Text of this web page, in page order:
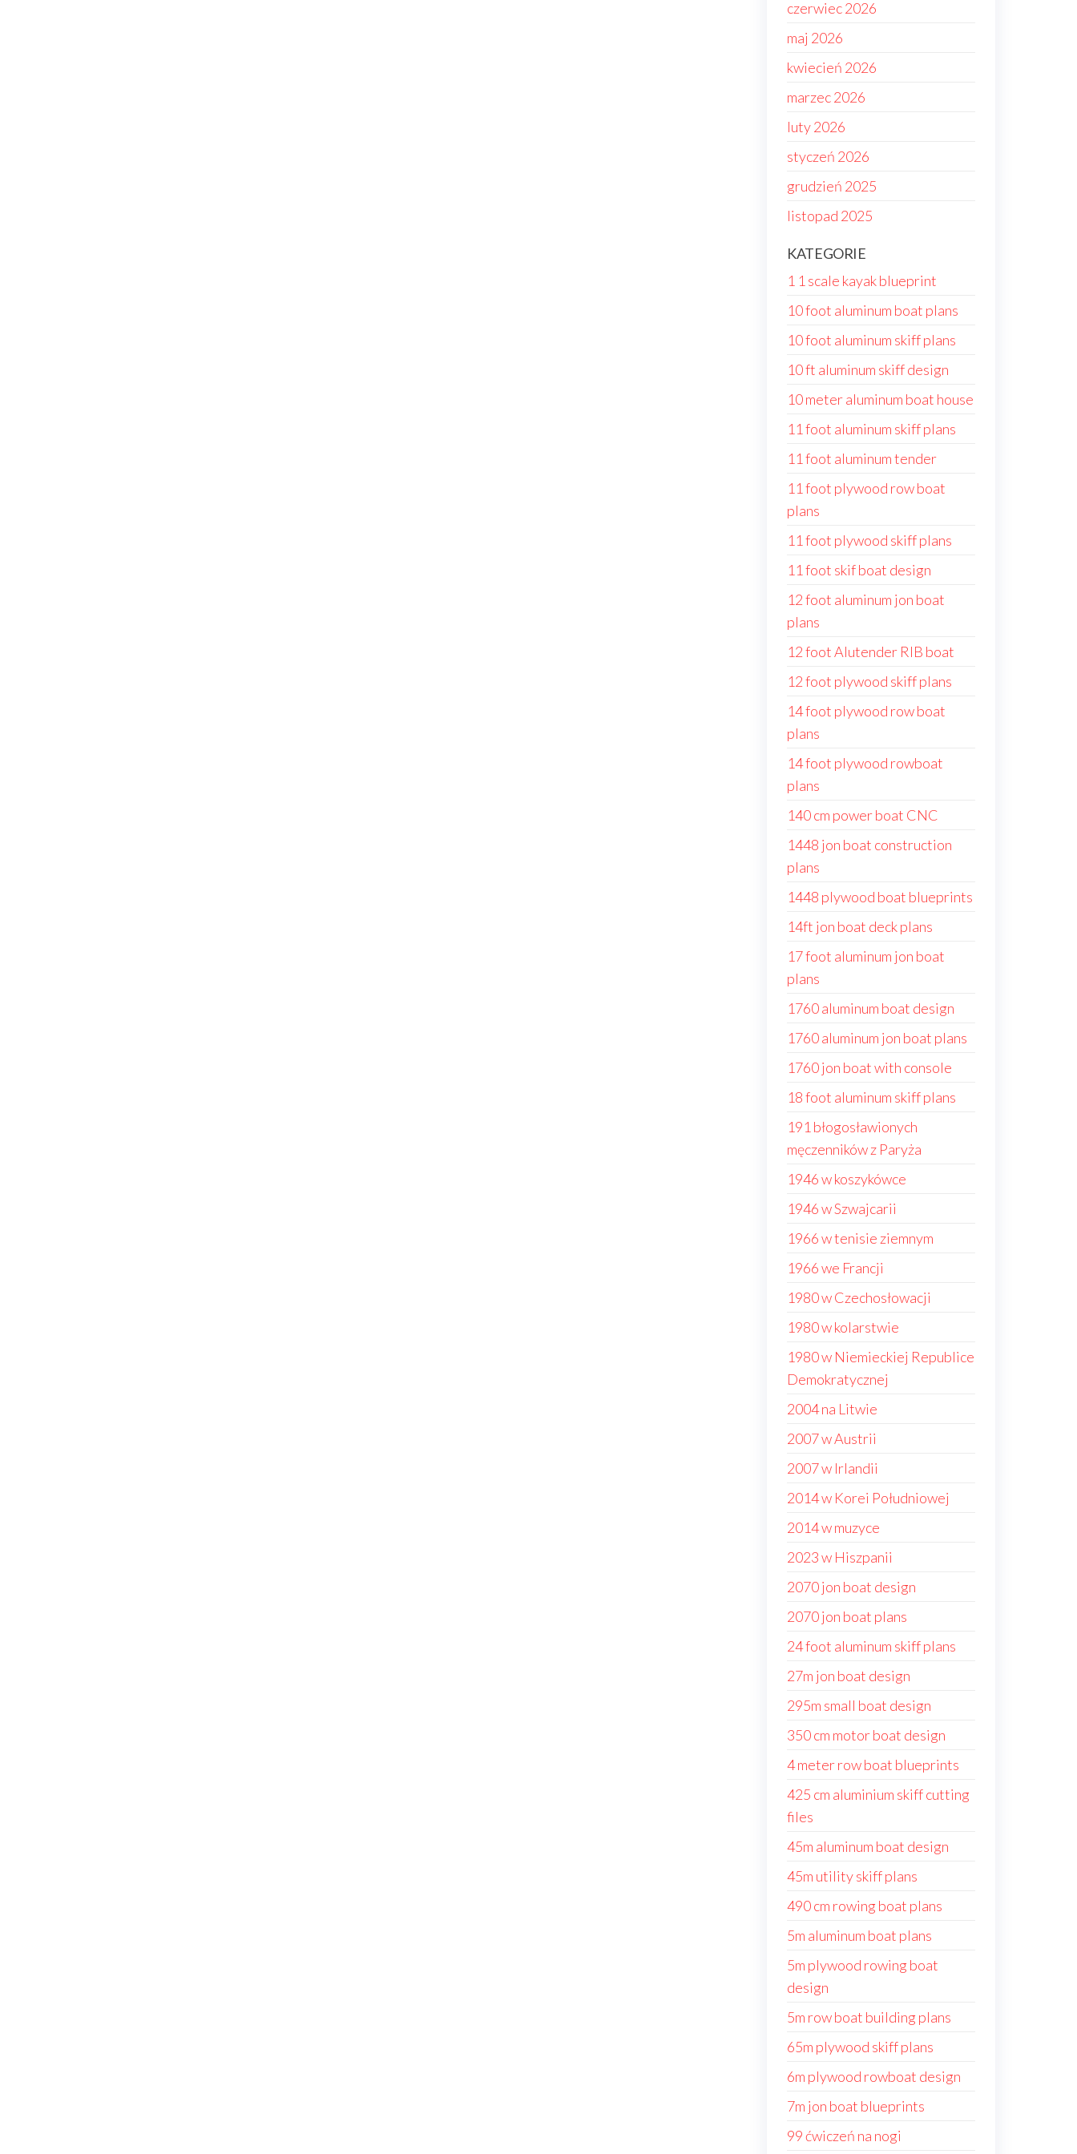
czerwiec 2026
maj 2026
kwiecień 2026
marzec 2026
luty 2026
styczeń 2026
grudzień 2025
listopad 2025
KATEGORIE
1 1 scale kayak blueprint
10 foot aluminum boat plans
10 foot aluminum skiff plans
10 ft aluminum skiff design
10 meter aluminum boat house
11 foot aluminum skiff plans
11 foot aluminum tender
11 foot plywood row boat
plans
11 foot plywood skiff plans
11 foot skif boat design
12 foot aluminum jon boat
plans
12 foot Alutender RIB boat
12 foot plywood skiff plans
14 foot plywood row boat
plans
14 foot plywood rowboat
plans
140 cm power boat CNC
1448 jon boat construction
plans
1448 plywood boat blueprints
14ft jon boat deck plans
17 foot aluminum jon boat
plans
1760 aluminum boat design
1760 aluminum jon boat plans
1760 jon boat with console
18 foot aluminum skiff plans
191 błogosławionych
męczenników z Paryża
1946 w koszykówce
1946 w Szwajcarii
1966 w tenisie ziemnym
1966 we Francji
1980 w Czechosłowacji
1980 w kolarstwie
1980 w Niemieckiej Republice
Demokratycznej
2004 na Litwie
2007 w Austrii
2007 w Irlandii
2014 w Korei Południowej
2014 w muzyce
2023 w Hiszpanii
2070 jon boat design
2070 jon boat plans
24 foot aluminum skiff plans
27m jon boat design
295m small boat design
350 cm motor boat design
4 meter row boat blueprints
425 cm aluminium skiff cutting
files
45m aluminum boat design
45m utility skiff plans
490 cm rowing boat plans
5m aluminum boat plans
5m plywood rowing boat
design
5m row boat building plans
65m plywood skiff plans
6m plywood rowboat design
7m jon boat blueprints
99 ćwiczeń na nogi